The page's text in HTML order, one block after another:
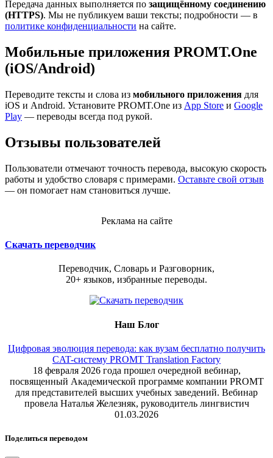
Передача данных выполняется по защищённому соединению
(HTTPS). Мы не публикуем ваши тексты; подробности — в
политике конфиденциальности на сайте.
Мобильные приложения PROMT.One
(iOS/Android)
Переводите тексты и слова из мобильного приложения для
iOS и Android. Установите PROMT.One из App Store и Google
Play — переводы всегда под рукой.
Отзывы пользователей
Пользователи отмечают точность перевода, высокую скорость
работы и удобство словаря с примерами. Оставьте свой отзыв
— он помогает нам становиться лучше.
Реклама на сайте
Скачать переводчик
Переводчик, Словарь и Разговорник,
20+ языков, избранные переводы.
Наш Блог
Цифровая эволюция перевода: как вузам бесплатно получить
CAT-систему PROMT Translation Factory
18 февраля 2026 года прошел очередной вебинар,
посвященный Академической программе компании PROMT
для представителей высших учебных заведений. Вебинар
провела Наталья Железняк, руководитель лингвистич
01.03.2026
Поделиться переводом